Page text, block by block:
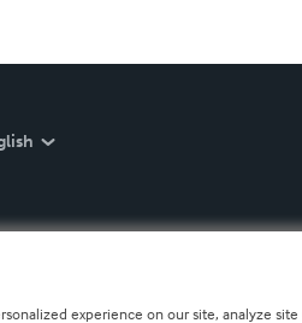
experience on our site, analyze